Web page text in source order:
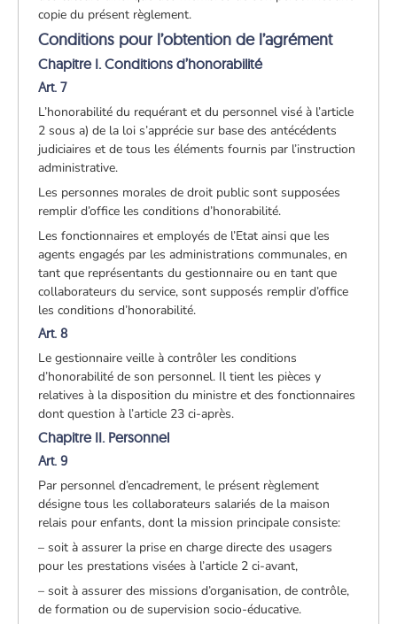
copie du présent règlement.
Conditions pour l’obtention de l’agrément
Chapitre I. Conditions d’honorabilité
Art. 7
L’honorabilité du requérant et du personnel visé à l’article
2 sous a) de la loi s’apprécie sur base des antécédents
judiciaires et de tous les éléments fournis par l’instruction
administrative.
Les personnes morales de droit public sont supposées
remplir d’office les conditions d’honorabilité.
Les fonctionnaires et employés de l’Etat ainsi que les
agents engagés par les administrations communales, en
tant que représentants du gestionnaire ou en tant que
collaborateurs du service, sont supposés remplir d’office
les conditions d’honorabilité.
Art. 8
Le gestionnaire veille à contrôler les conditions
d’honorabilité de son personnel. Il tient les pièces y
relatives à la disposition du ministre et des fonctionnaires
dont question à l’article 23 ci-après.
Chapitre II. Personnel
Art. 9
Par personnel d’encadrement, le présent règlement
désigne tous les collaborateurs salariés de la maison
relais pour enfants, dont la mission principale consiste:
– soit à assurer la prise en charge directe des usagers
pour les prestations visées à l’article 2 ci-avant,
– soit à assurer des missions d’organisation, de contrôle,
de formation ou de supervision socio-éducative.